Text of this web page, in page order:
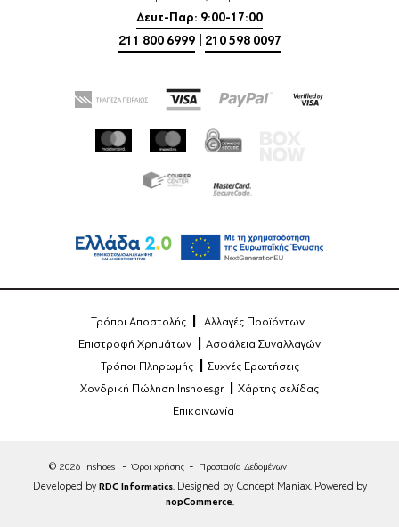
Δευτ-Παρ: 9:00-17:00
211 800 6999
210 598 0097
Τρόποι Αποστολής
Αλλαγές Προϊόντων
Επιστροφή Χρημάτων
Ασφάλεια Συναλλαγών
Τρόποι Πληρωμής
Συχνές Ερωτήσεις
Χονδρική Πώληση Inshoes.gr
Χάρτης σελίδας
Επικοινωνία
© 2026 Inshoes Όροι χρήσης
Προστασία Δεδομένων
Developed by RDC Informatics. Designed by Concept Maniax. Powered by
nopCommerce.